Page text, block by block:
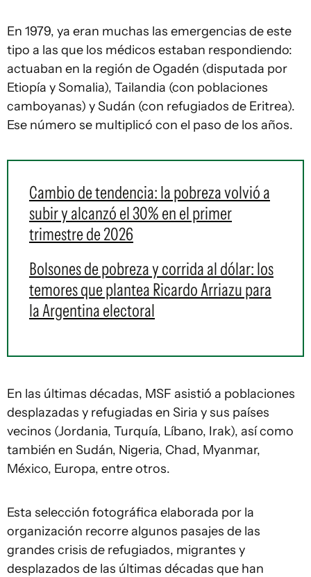
En 1979, ya eran muchas las emergencias de este
tipo a las que los médicos estaban respondiendo:
actuaban en la región de Ogadén (disputada por
Etiopía y Somalia), Tailandia (con poblaciones
camboyanas) y Sudán (con refugiados de Eritrea).
Ese número se multiplicó con el paso de los años.
Cambio de tendencia: la pobreza volvió a
subir y alcanzó el 30% en el primer
trimestre de 2026
Bolsones de pobreza y corrida al dólar: los
temores que plantea Ricardo Arriazu para
la Argentina electoral
En las últimas décadas, MSF asistió a poblaciones
desplazadas y refugiadas en Siria y sus países
vecinos (Jordania, Turquía, Líbano, Irak), así como
también en Sudán, Nigeria, Chad, Myanmar,
México, Europa, entre otros.
Esta selección fotográfica elaborada por la
organización recorre algunos pasajes de las
grandes crisis de refugiados, migrantes y
desplazados de las últimas décadas que han